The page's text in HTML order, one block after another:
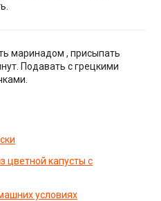
маринадом , присыпать
Подавать с грецкими
цветной капусты с
условиях